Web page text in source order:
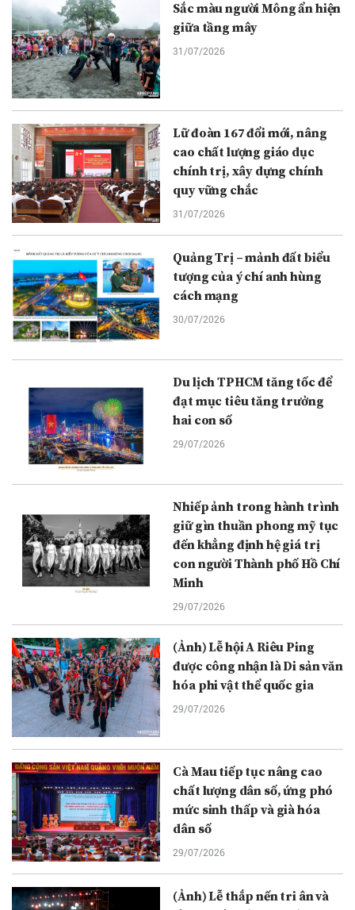
Sắc màu người Mông ẩn hiện
giữa tầng mây
31/07/2026
Lữ đoàn 167 đổi mới, nâng
cao chất lượng giáo dục
chính trị, xây dựng chính
quy vững chắc
31/07/2026
Quảng Trị – mảnh đất biểu
tượng của ý chí anh hùng
cách mạng
30/07/2026
Du lịch TPHCM tăng tốc để
đạt mục tiêu tăng trưởng
hai con số
29/07/2026
Nhiếp ảnh trong hành trình
giữ gìn thuần phong mỹ tục
đến khẳng định hệ giá trị
con người Thành phố Hồ Chí
Minh
29/07/2026
(Ảnh) Lễ hội A Riêu Ping
được công nhận là Di sản văn
hóa phi vật thể quốc gia
29/07/2026
Cà Mau tiếp tục nâng cao
chất lượng dân số, ứng phó
mức sinh thấp và già hóa
dân số
29/07/2026
(Ảnh) Lễ thắp nến tri ân và